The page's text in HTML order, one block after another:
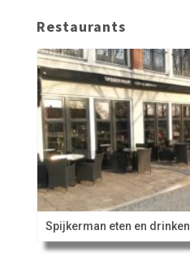
Restaurants
Spijkerman eten en drinken